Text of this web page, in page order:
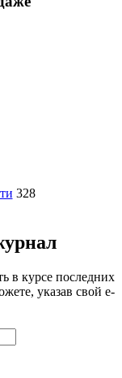
328
в курсе последних
указав свой e-